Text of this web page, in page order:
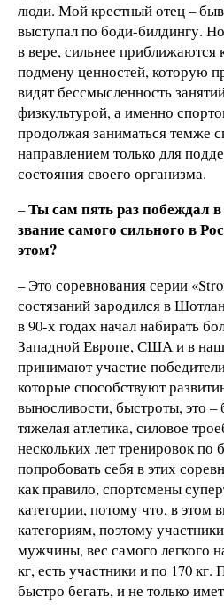
люди. Мой крестный отец –
выступал по боди-билдингу.
в вере, сильнее приближаются
подмену ценностей, которую
видят бессмысленность
физкультурой, а именно
продолжая заниматься темже
направлением только для
состояния своего организма.
–Ты сам пять раз побеждал
звание самого сильного в
этом?
– Это соревнования серии
состязаний зародился в
в 90-х годах начал набирать
Западной Европе, США и в
принимают участие
которые способствуют
выносливости, быстроты, это
тяжелая атлетика, силовое
нескольких лет тренировок
попробовать себя в этих
как правило, спортсмены
категории, потому что, в этом
категориям, поэтому
мужчины, вес самого легкого
кг, есть участники и по 170
быстро бегать, и не только